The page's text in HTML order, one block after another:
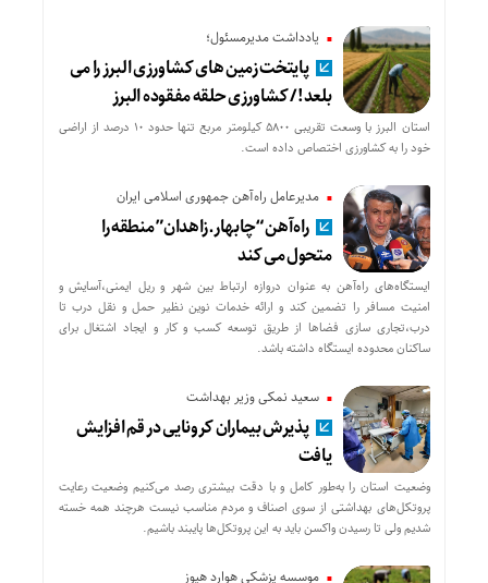
یادداشت مدیرمسئول؛
پایتخت زمین های کشاورزی البرز را می
بلعد!/ کشاورزی حلقه مفقوده البرز
استان البرز با وسعت تقریبی ۵۸۰۰ کیلومتر مربع تنها حدود ۱۰ درصد از اراضی
خود را به کشاورزی اختصاص داده است.
مدیرعامل راه‌آهن جمهوری اسلامی ایران
راه‌آهن “چابهار ـ زاهدان” منطقه را
متحول می کند
ایستگاه‌های راه‌آهن به عنوان دروازه ارتباط بین شهر و ریل ایمنی،‌آسایش و
امنیت مسافر را تضمین کند و ارائه خدمات نوین نظیر حمل و نقل درب تا
درب،‌تجاری سازی فضاها از طریق توسعه کسب و کار و ایجاد اشتغال برای
ساکنان محدوده ایستگاه داشته باشد.
سعید نمکی وزیر بهداشت
پذیرش بیماران کرونایی در قم افزایش
یافت
وضعیت استان را به‌طور کامل و با دقت بیشتری رصد می‌کنیم وضعیت رعایت
پروتکل‌های بهداشتی از سوی اصناف و مردم مناسب نیست هرچند همه خسته
شدیم ولی تا رسیدن واکسن باید به این پروتکل‌ها پایبند باشیم.
موسسه پزشکی هوارد هیوز